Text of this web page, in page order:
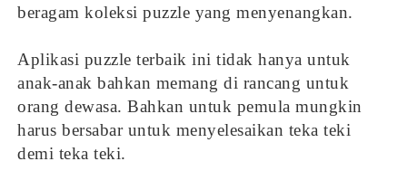
beragam koleksi puzzle yang menyenangkan.
Aplikasi puzzle terbaik ini tidak hanya untuk
anak-anak bahkan memang di rancang untuk
orang dewasa. Bahkan untuk pemula mungkin
harus bersabar untuk menyelesaikan teka teki
demi teka teki.